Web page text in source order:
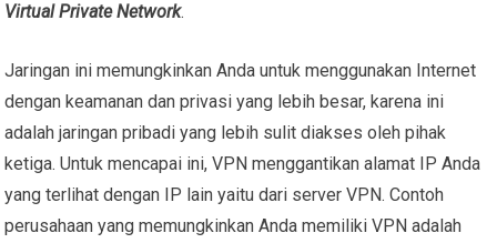
Virtual Private Network.
Jaringan ini memungkinkan Anda untuk menggunakan Internet
dengan keamanan dan privasi yang lebih besar, karena ini
adalah jaringan pribadi yang lebih sulit diakses oleh pihak
ketiga. Untuk mencapai ini, VPN menggantikan alamat IP Anda
yang terlihat dengan IP lain yaitu dari server VPN. Contoh
perusahaan yang memungkinkan Anda memiliki VPN adalah